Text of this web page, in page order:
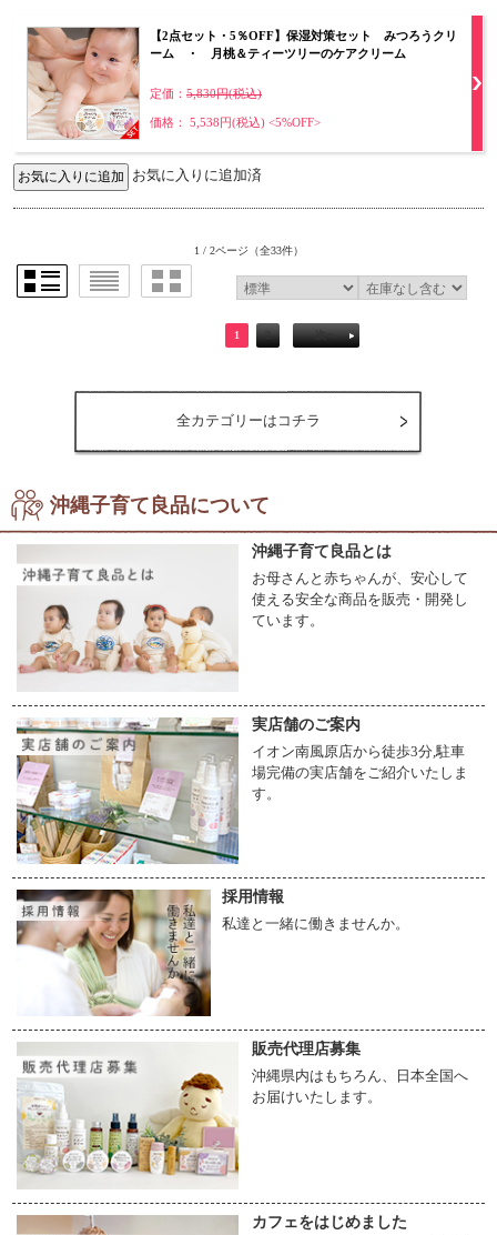
【2点セット・5％OFF】保湿対策セット みつろうクリ
ーム ・ 月桃＆ティーツリーのケアクリーム
定価： 5,830円(税込)
価格： 5,538円(税込) <5%OFF>
お気に入りに追加済
1 / 2ページ （全33件）
1 2 次へ
全カテゴリーはコチラ
沖縄子育て良品について
沖縄子育て良品とは
お母さんと赤ちゃんが、安心して
使える安全な商品を販売・開発し
ています。
実店舗のご案内
イオン南風原店から徒歩3分,駐車
場完備の実店舗をご紹介いたしま
す。
採用情報
私達と一緒に働きませんか。
販売代理店募集
沖縄県内はもちろん、日本全国へ
お届けいたします。
カフェをはじめました